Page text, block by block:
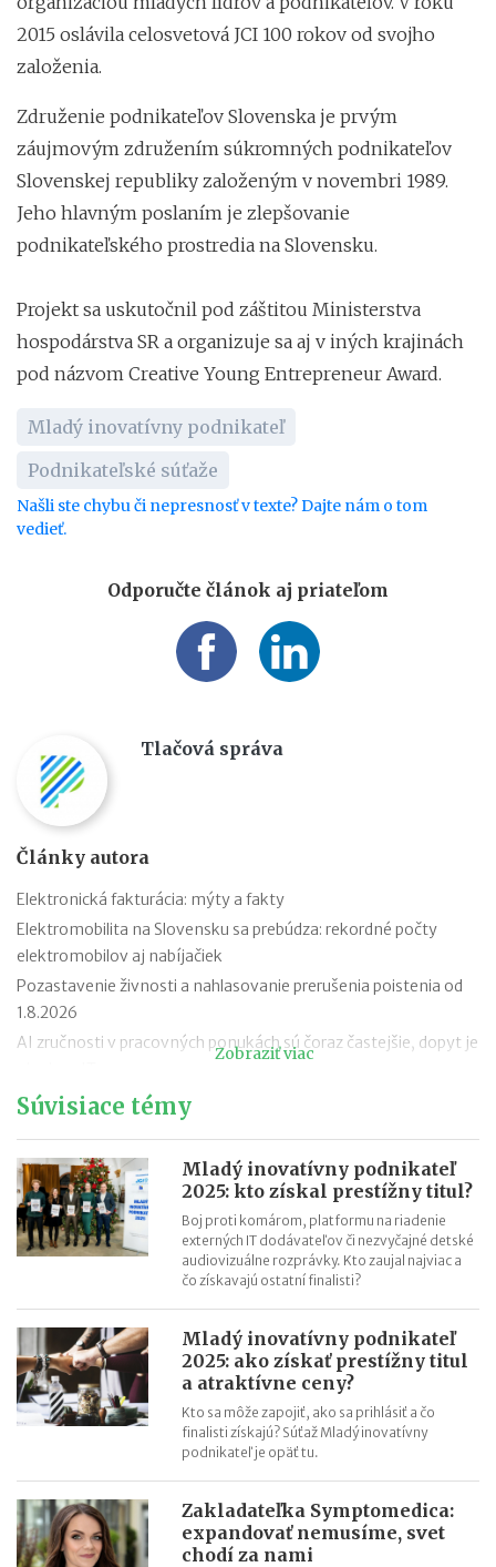
2015 oslávila celosvetová JCI 100 rokov od svojho
založenia.
Združenie podnikateľov Slovenska je prvým
záujmovým združením súkromných podnikateľov
Slovenskej republiky založeným v novembri 1989.
Jeho hlavným poslaním je zlepšovanie
podnikateľského prostredia na Slovensku.
Projekt sa uskutočnil pod záštitou Ministerstva
hospodárstva SR a organizuje sa aj v iných krajinách
pod názvom Creative Young Entrepreneur Award.
Mladý inovatívny podnikateľ
Podnikateľské súťaže
Našli ste chybu či nepresnosť v texte? Dajte nám o tom
vedieť.
Odporučte článok aj priateľom
Tlačová správa
Články autora
Elektronická fakturácia: mýty a fakty
Elektromobilita na Slovensku sa prebúdza: rekordné počty
elektromobilov aj nabíjačiek
Pozastavenie živnosti a nahlasovanie prerušenia poistenia od
1.8.2026
AI zručnosti v pracovných ponukách sú čoraz častejšie, dopyt je
Návrat z dovolenky mimo EÚ: čo si možno priniesť bez platenia
Nové pravidlá EÚ v leteckej doprave: zlepšenie práv pre
cestujúcich
Riziká lacného „značkového“ tovaru: strata peňazí aj ohrozenie
zdravia
Nové pravidlá kontroly PZP od 1.8.2026
termíny po skončení školského roka
OČR cez letné prázdniny a zmena tlačiva v roku 2026
Zobraziť viac
Súvisiace témy
Mladý inovatívny podnikateľ
2025: kto získal prestížny titul?
Boj proti komárom, platformu na riadenie
externých IT dodávateľov či nezvyčajné detské
audiovizuálne rozprávky. Kto zaujal najviac a
čo získavajú ostatní finalisti?
Mladý inovatívny podnikateľ
2025: ako získať prestížny titul
a atraktívne ceny?
Kto sa môže zapojiť, ako sa prihlásiť a čo
finalisti získajú? Súťaž Mladý inovatívny
podnikateľ je opäť tu.
Zakladateľka Symptomedica:
expandovať nemusíme, svet
chodí za nami